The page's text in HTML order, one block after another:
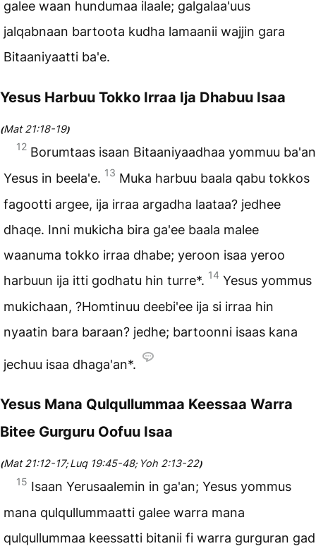
galee waan hundumaa ilaale; galgalaa'uus
jalqabnaan bartoota kudha lamaanii wajjin gara
Bitaaniyaatti ba'e.
Yesus Harbuu Tokko Irraa Ija Dhabuu Isaa
(Mat 21:18-19)
12 Borumtaas isaan Bitaaniyaadhaa yommuu ba'an
Yesus in beela'e. 13 Muka harbuu baala qabu tokkos
fagootti argee, ija irraa argadha laataa? jedhee
dhaqe. Inni mukicha bira ga'ee baala malee
waanuma tokko irraa dhabe; yeroon isaa yeroo
harbuun ija itti godhatu hin turre*. 14 Yesus yommus
mukichaan, ?Homtinuu deebi'ee ija si irraa hin
nyaatin bara baraan? jedhe; bartoonni isaas kana
jechuu isaa dhaga'an*.
Yesus Mana Qulqullummaa Keessaa Warra
Bitee Gurguru Oofuu Isaa
(Mat 21:12-17;Luq 19:45-48; Yoh 2:13-22)
15 Isaan Yerusaalemin in ga'an; Yesus yommus
mana qulqullummaatti galee warra mana
qulqullummaa keessatti bitanii fi warra gurguran gad